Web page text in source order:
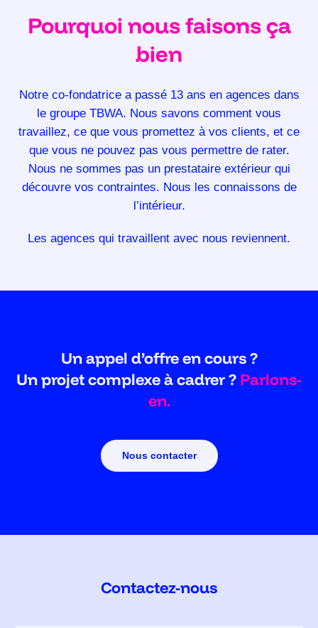
Pourquoi nous faisons ça
bien
Notre co-fondatrice a passé 13 ans en agences dans
le groupe TBWA. Nous savons comment vous
travaillez, ce que vous promettez à vos clients, et ce
que vous ne pouvez pas vous permettre de rater.
Nous ne sommes pas un prestataire extérieur qui
découvre vos contraintes. Nous les connaissons de
l’intérieur.
Les agences qui travaillent avec nous reviennent.
Un appel d’offre en cours ?
Un projet complexe à cadrer ? Parlons-
en.
Nous contacter
Contactez-nous